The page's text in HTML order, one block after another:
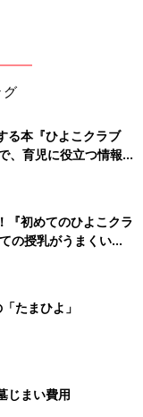
る本『ひよこクラブ
育児に役立つ情報が
『初めてのひよこクラ
の授乳がうまくい
夏のトラブル 解決テ
たまひよ」
じまい費用